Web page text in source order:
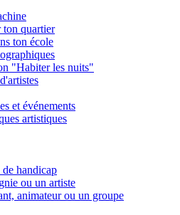
ton quartier
ton école
"Habiter les nuits"
et événements
artistiques
handicap
ou un artiste
animateur ou un groupe